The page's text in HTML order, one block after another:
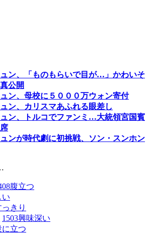
ュン、「ものもらいで目が…」かわいそ
公開
ン、母校に５０００万ウォン寄付
ン、カリスマあふれる眼差し
ュン、トルコでファンミ…大統領宮国賓
ンが時代劇に初挑戦、ソン・スンホン
腹立つ
い
っきり
1503興味深い
に立つ